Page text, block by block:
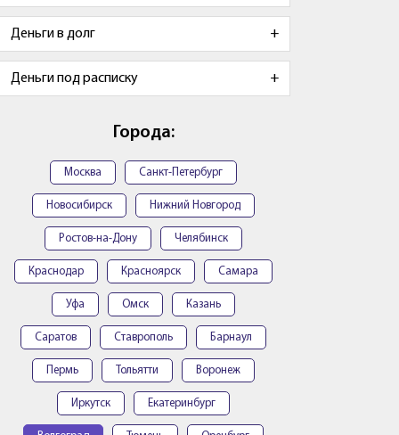
Деньги в долг
Деньги под расписку
Города:
Москва Санкт-Петербург
Новосибирск Нижний Новгород
Ростов-на-Дону Челябинск
Краснодар Красноярск Самара
Уфа Омск Казань
Саратов Ставрополь Барнаул
Пермь Тольятти Воронеж
Иркутск Екатеринбург